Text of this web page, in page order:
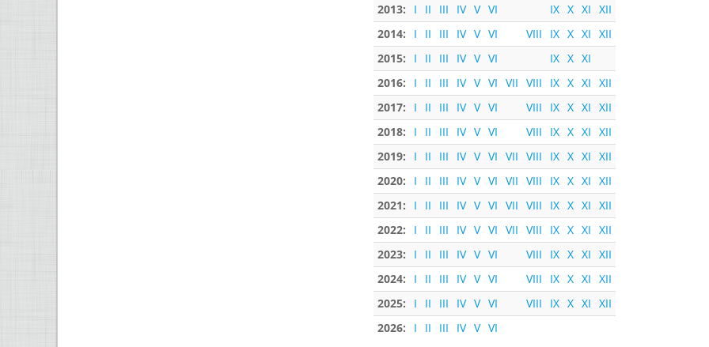
2013:
I II III IV V VI IX X XI XII
2014:
I II III IV V VI VIII IX X XI XII
2015:
I II III IV V VI IX X XI
2016:
I II III IV V VI VII VIII IX X XI XII
2017:
I II III IV V VI VIII IX X XI XII
2018:
I II III IV V VI VIII IX X XI XII
2019:
I II III IV V VI VII VIII IX X XI XII
2020:
I II III IV V VI VII VIII IX X XI XII
2021:
I II III IV V VI VII VIII IX X XI XII
2022:
I II III IV V VI VII VIII IX X XI XII
2023:
I II III IV V VI VIII IX X XI XII
2024:
I II III IV V VI VIII IX X XI XII
2025:
I II III IV V VI VIII IX X XI XII
2026:
I II III IV V VI